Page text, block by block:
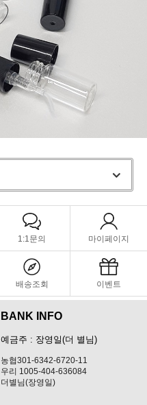
1:1문의 마이페이지
배송조회 이벤트
BANK INFO
예금주 : 장영일(더 별님)
농협301-6342-6720-11
우리 1005-404-636084
더별님(장영일)